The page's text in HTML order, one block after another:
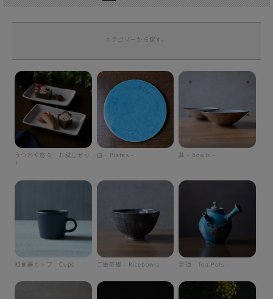
カテゴリーから探す。
うつわや悠々 お試しセッ
ト
皿 - Plates - 鉢 - Bowls -
和食器カップ - Cups - ご飯茶碗 - Ricebowls - 急須 - Tea Pots -